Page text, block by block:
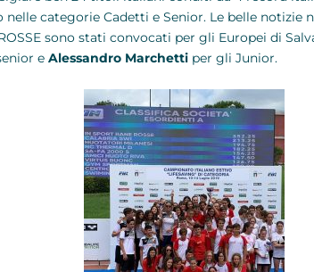
nelle categorie Cadetti e Senior. Le belle
sono stati convocati per gli Europei di
e Alessandro Marchetti per gli Junior.